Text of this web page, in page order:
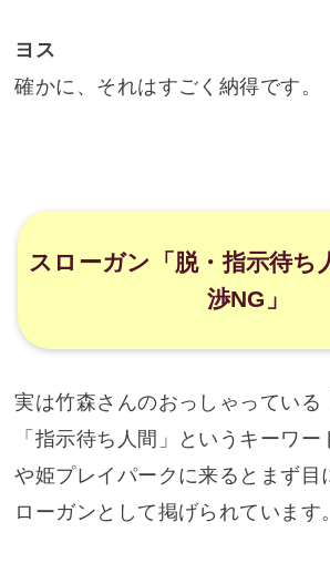
ヨス
確かに、それはすごく納得です。
スローガン「脱・指示待ち
渉NG」
実は竹森さんのおっしゃっている
「指示待ち人間」というキーワー
や姫プレイパークに来るとまず目
ローガンとして掲げられています。